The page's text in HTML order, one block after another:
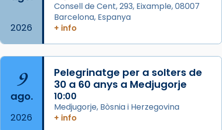
missa d’acció de gràcies en agraïment al
comitè organitzador de la visita apostòlica
L’arquebisbe de Barcelona, el cardenal Joan
Josep Omella, ha presidit la missa i l’ha
concelebrat el bisbe auxiliar de Barcelona,
Mons. David Abadías.
📸 Dr. G. Simón
2026
Consell de Cent, 293, Eixample, 08007
Barcelona, Espanya
+ info
9
ago.
2026
Pelegrinatge per a solters de
30 a 60 anys a Medjugorje
10:00
Medjugorje, Bòsnia i Herzegovina
+ info